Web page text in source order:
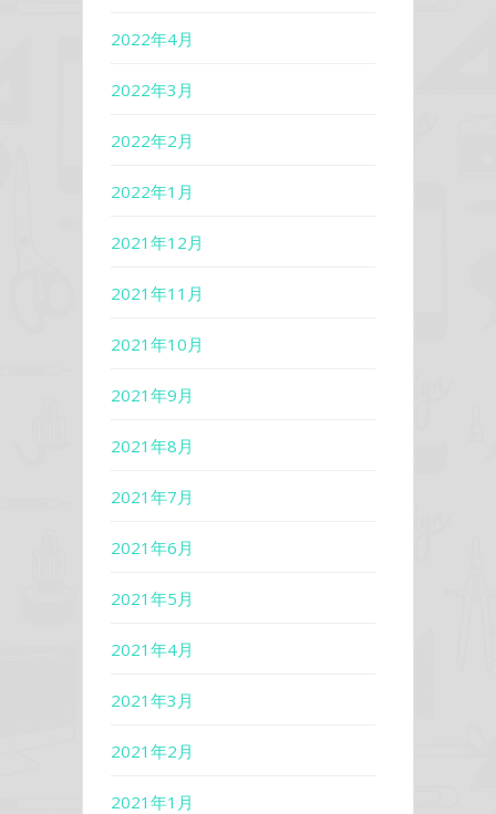
2022年4月
2022年3月
2022年2月
2022年1月
2021年12月
2021年11月
2021年10月
2021年9月
2021年8月
2021年7月
2021年6月
2021年5月
2021年4月
2021年3月
2021年2月
2021年1月